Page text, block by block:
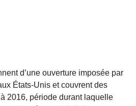
d’une ouverture imposée par
États-Unis et couvrent des
2016, période durant laquelle